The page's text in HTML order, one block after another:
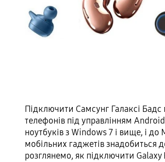
Підключити Самсунг Галаксі
телефонів під управлінням
ноутбуків з Windows 7 і вище, і
мобільних гаджетів знадобиться
розглянемо, як підключити Galaxy